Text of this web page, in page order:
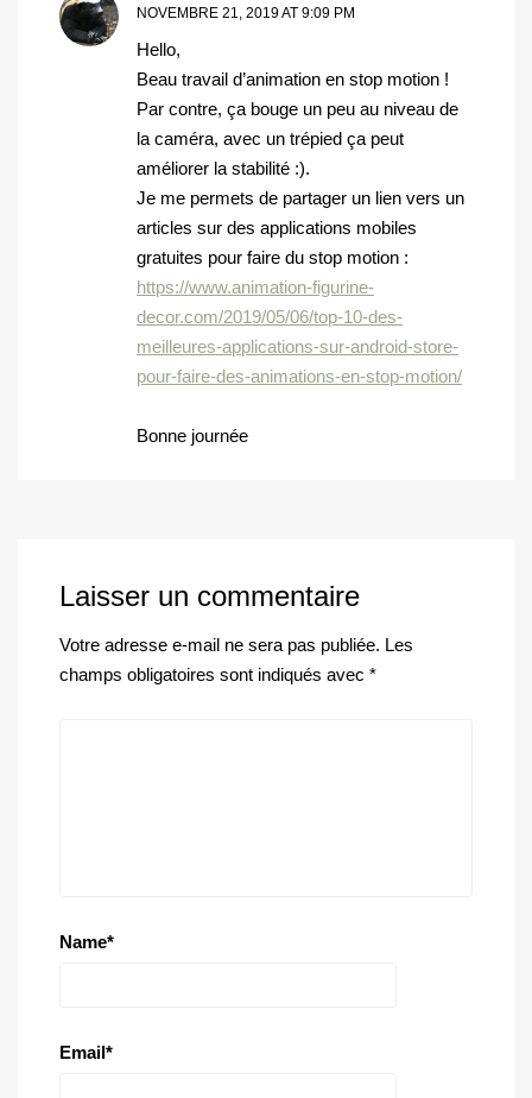
NOVEMBRE 21, 2019 AT 9:09 PM
Hello,
Beau travail d’animation en stop motion !
Par contre, ça bouge un peu au niveau de
la caméra, avec un trépied ça peut
améliorer la stabilité :).
Je me permets de partager un lien vers un
articles sur des applications mobiles
gratuites pour faire du stop motion :
https://www.animation-figurine-
decor.com/2019/05/06/top-10-des-
meilleures-applications-sur-android-store-
pour-faire-des-animations-en-stop-motion/
Bonne journée
Laisser un commentaire
Votre adresse e-mail ne sera pas publiée. Les
champs obligatoires sont indiqués avec *
Name*
Email*